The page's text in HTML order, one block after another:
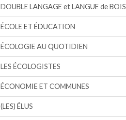
DOUBLE LANGAGE et LANGUE de BOIS
ÉCOLE ET ÉDUCATION
ÉCOLOGIE AU QUOTIDIEN
LES ÉCOLOGISTES
ÉCONOMIE ET COMMUNES
(LES) ÉLUS